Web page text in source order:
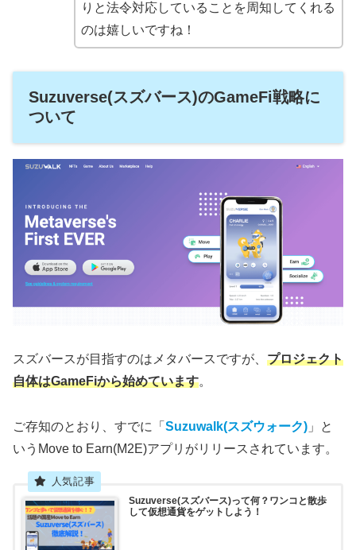
りと法令対応していることを周知してくれる
のは嬉しいですね！
Suzuverse(スズバース)のGameFi戦略に
ついて
スズバースが目指すのはメタバースですが、 プロジェクト
自体はGameFiから始めています。
ご存知のとおり、すでに「 Suzuwalk(スズウォーク) 」と
いうMove to Earn(M2E)アプリがリリースされています。
Suzuverse(スズバース)って何？ワンコと散歩
して仮想通貨をゲットしよう！